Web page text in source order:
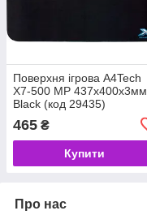
Поверхня ігрова A4Tech
X7-500 MP 437x400x3мм
Black (код 29435)
465 ₴
Купити
Про нас